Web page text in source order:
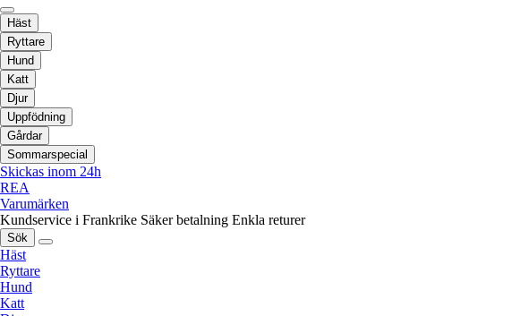
Häst
Ryttare
Hund
Katt
Djur
Uppfödning
Gårdar
Sommarspecial
Skickas inom 24h
REA
Varumärken
Kundservice i Frankrike Säker betalning Enkla returer
Sök
Häst
Ryttare
Hund
Katt